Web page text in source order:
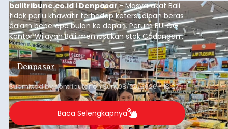
balitribune.co.id I Denpasar- Masyarakat Bali
tidak perlu khawatir terhadap ketersediaan beras
dalam beberapa bulan ke depan. Perum BULOG
Kantor Wilayah Bali memastikan stok Cadangan
Beras Pemerintah (CBP) masih dalam kondisi
aman, bahkan diproyeksikan mampu memenuhi
kebutuhan masyarakat hingga sekitar 10 bulan.
Denpasar
Submitted bycontributoronSun, 08/09/2026 - 18:27
Baca Selengkapnya